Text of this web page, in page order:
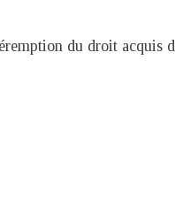
du droit acquis